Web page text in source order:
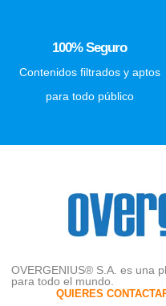
100% Seguro
Contenidos filtrados y aptos
para todo público
OVERGENIUS® S.A. es una
para todo el mundo.
QUIERES